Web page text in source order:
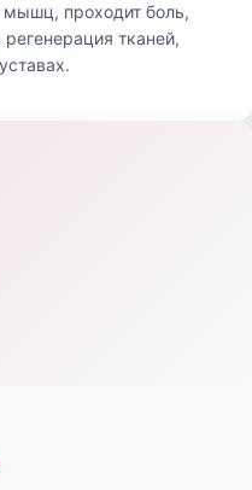
проходит боль,
тканей,